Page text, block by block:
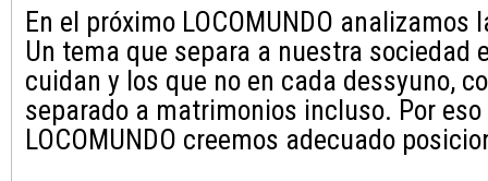
En el próximo LOCOMUNDO
Un tema que separa a nuestra sociedad
cuidan y los que no en cada dessyuno,
separado a matrimonios incluso. Por eso
LOCOMUNDO creemos adecuado